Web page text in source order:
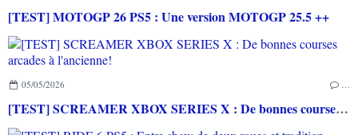
[TEST] MOTOGP 26 PS5 : Une version MOTOGP 25.5 ++
05/05/2026 …
[TEST] SCREAMER XBOX SERIES X : De bonnes courses arcades à l'ancienne!